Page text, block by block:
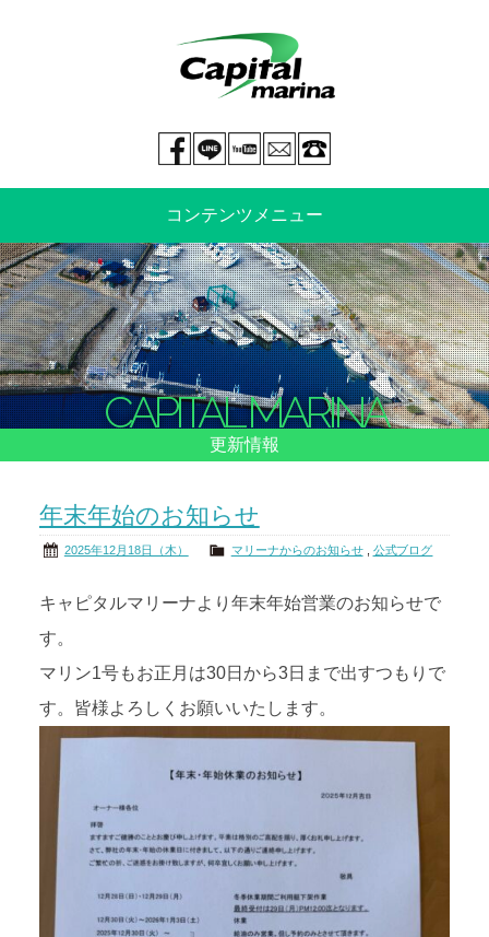
mail
You tube
LINE@
Facebook page
コンテンツメニュー
中古艇情報 新艇情報
船のご売却 整備・特殊艤装
船舶保険 マリーナ情報・料金表
茨城の海
CAPITAL MARINA
更新情報
年末年始のお知らせ
2025年12月18日（木） マリーナからのお知らせ, 公式ブログ
キャピタルマリーナより年末年始営業のお知らせで
す。
マリン1号もお正月は30日から3日まで出すつもりで
す。皆様よろしくお願いいたします。